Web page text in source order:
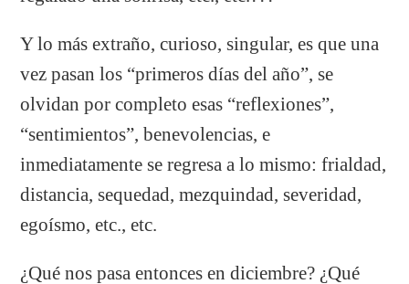
Y lo más extraño, curioso, singular, es que una
vez pasan los “primeros días del año”, se
olvidan por completo esas “reflexiones”,
“sentimientos”, benevolencias, e
inmediatamente se regresa a lo mismo: frialdad,
distancia, sequedad, mezquindad, severidad,
egoísmo, etc., etc.
¿Qué nos pasa entonces en diciembre? ¿Qué